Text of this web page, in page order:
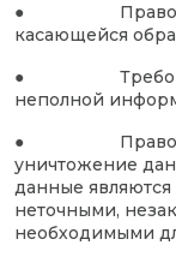
● Право
касающейся
● Требовать
неполной
● Право на
уничтожение
данные
неточными,
необходимыми